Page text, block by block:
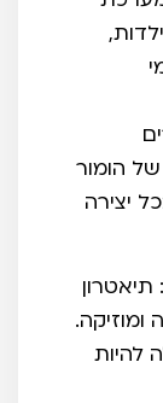
הומור
יצירה
ומוזיקה.
להיות